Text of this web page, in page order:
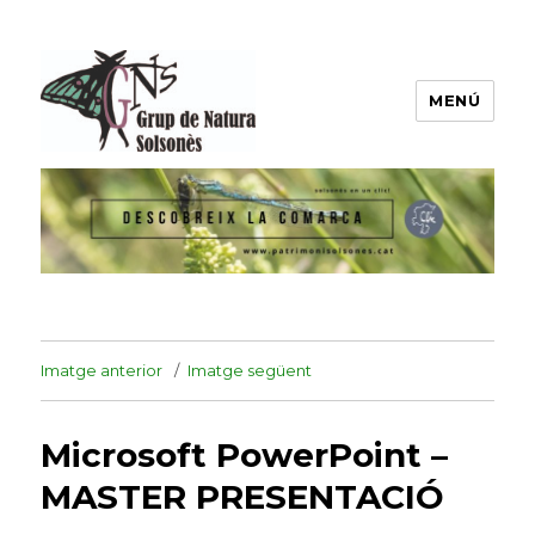
Grup de Natura del Solsonès
MENÚ
Imatge anterior Imatge següent
Microsoft PowerPoint –
MASTER PRESENTACIÓ